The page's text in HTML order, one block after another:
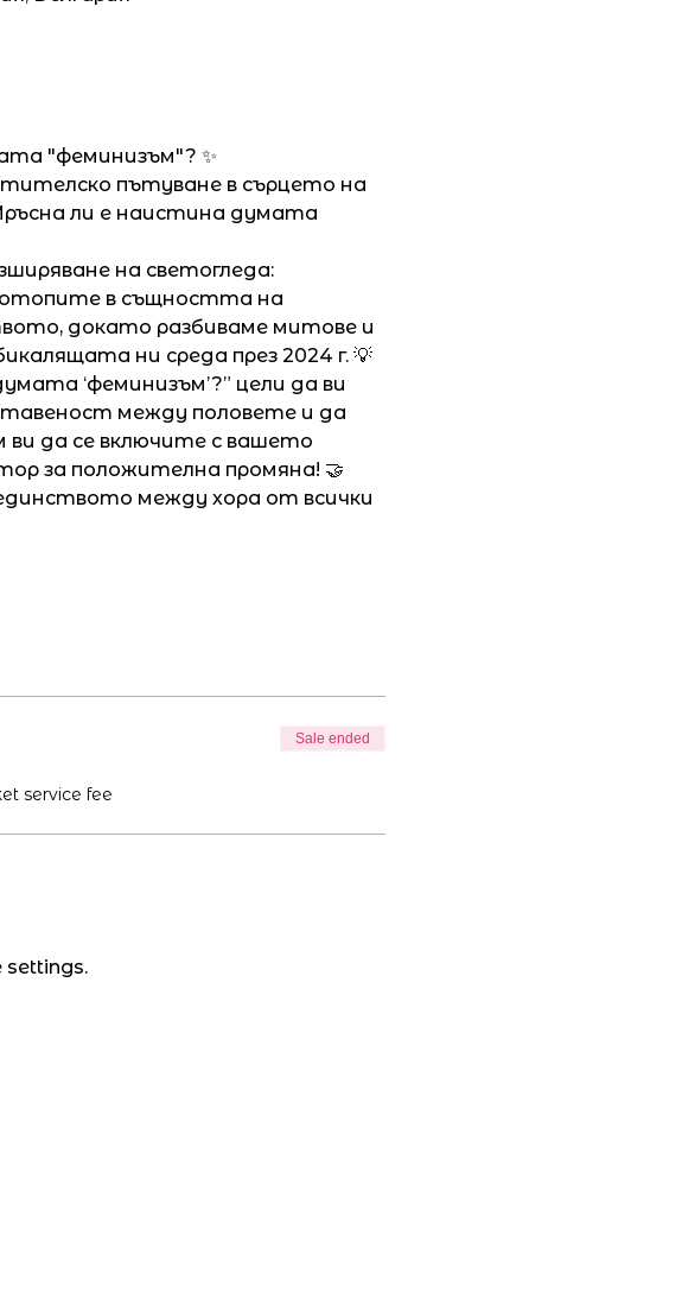
"феминизъм"? ✨
пътуване в сърцето на
ли е наистина думата
на светогледа:
в същността на
докато разбиваме митове и
ни среда през 2024 г. 💡
‘феминизъм’?” цели да ви
между половете и да
ви да се включите с вашето
за положителна промяна! 🤝
между хора от всички
service fee
Sale ended